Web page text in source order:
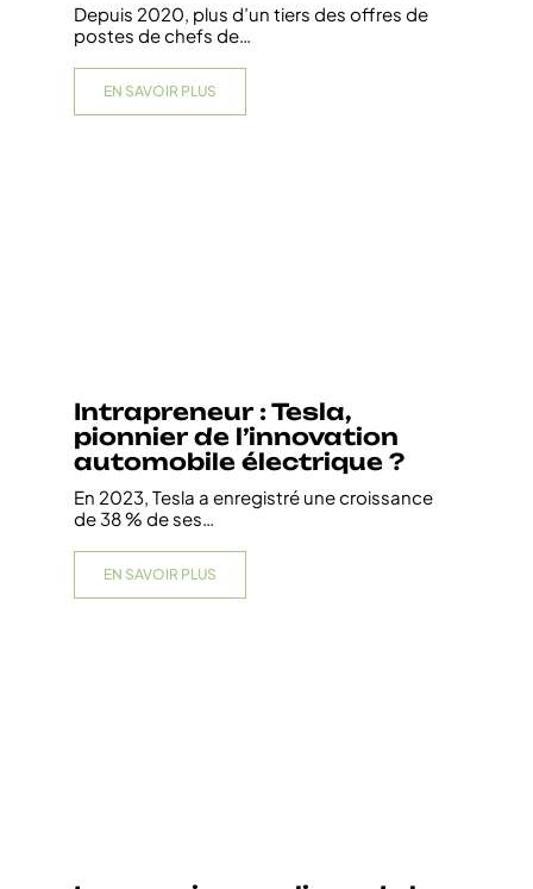
Depuis 2020, plus d’un tiers des offres de
postes de chefs de…
EN SAVOIR PLUS
Intrapreneur : Tesla,
pionnier de l’innovation
automobile électrique ?
En 2023, Tesla a enregistré une croissance
de 38 % de ses
EN SAVOIR PLUS